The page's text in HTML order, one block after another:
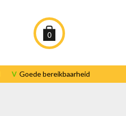
0
Goede bereikbaarheid